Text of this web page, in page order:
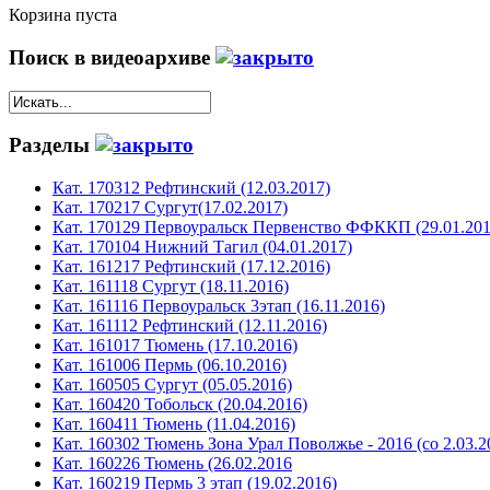
Корзина пуста
Поиск в видеоархиве
Разделы
Кат. 170312 Рефтинский (12.03.2017)
Кат. 170217 Сургут(17.02.2017)
Кат. 170129 Первоуральск Первенство ФФККП
Кат. 170104 Нижний Тагил (04.01.2017)
Кат. 161217 Рефтинский (17.12.2016)
Кат. 161118 Сургут (18.11.2016)
Кат. 161116 Первоуральск 3этап (16.11.2016)
Кат. 161112 Рефтинский (12.11.2016)
Кат. 161017 Тюмень (17.10.2016)
Кат. 161006 Пермь (06.10.2016)
Кат. 160505 Сургут (05.05.2016)
Кат. 160420 Тобольск (20.04.2016)
Кат. 160411 Тюмень (11.04.2016)
Кат. 160302 Тюмень Зона Урал Поволжье - 2016 (со
Кат. 160226 Тюмень (26.02.2016
Кат. 160219 Пермь 3 этап (19.02.2016)